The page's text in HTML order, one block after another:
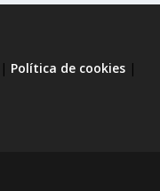
| Política de cookies |